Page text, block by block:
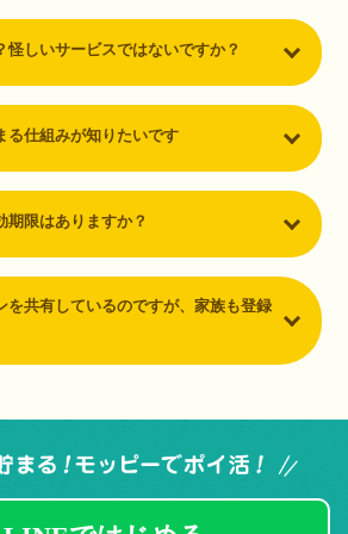
怪しいサービスではないですか？
る仕組みが知りたいです
期限はありますか？
を共有しているのですが、家族も登録